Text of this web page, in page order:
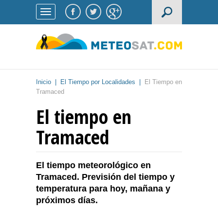
Inicio El Tiempo por Localidades
El Tiempo en
Tramaced
El tiempo en
Tramaced
El tiempo meteorológico en
Tramaced. Previsión del tiempo y
temperatura para hoy, mañana y
próximos días.